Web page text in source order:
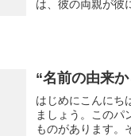
は、彼の両親が彼
“名前の由来
はじめにこんにち
ましょう。このパ
ものがあります。